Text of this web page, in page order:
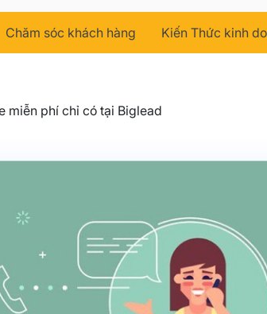
Chăm sóc khách hàng Kiến Thức kinh
miễn phí chỉ có tại Biglead